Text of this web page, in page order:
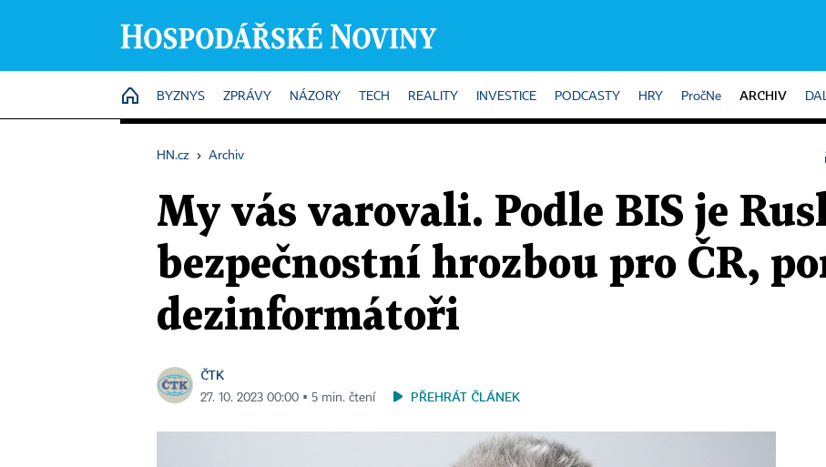
HOME
BYZNYS ZPRÁVY NÁZORY TECH REALITY INVESTICE PODCASTY HRY PročNe ARCHIV
HN.cz › Archiv
My vás varovali. Podle BIS je
bezpečnostní hrozbou pro ČR,
dezinformátoři
ČTK
27. 10. 2023 00:00 ▪ 5 min. čtení PŘEHRÁT ČLÁNEK